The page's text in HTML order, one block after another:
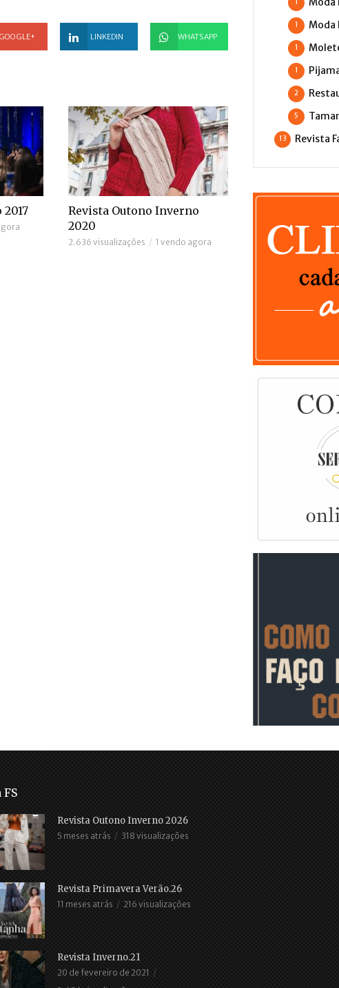
GOOGLE+ LINKEDIN WHATSAPP
Revista Outono Inverno
2020
2.636 visualizações 1 vendo agora
Moda
1
1
1
2
5
Revista
13
FS
Revista Outono Inverno 2026
5 meses atrás 318 visualizações
Revista Primavera Verão.26
11 meses atrás 216 visualizações
Revista Inverno.21
20 de fevereiro de 2021